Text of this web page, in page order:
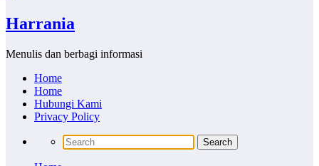
Harrania
Menulis dan berbagi informasi
Home
Home
Hubungi Kami
Privacy Policy